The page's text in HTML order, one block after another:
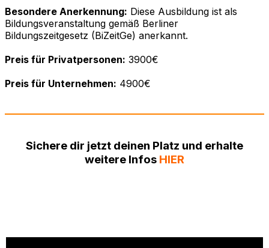
Besondere Anerkennung: Diese Ausbildung ist als
Bildungsveranstaltung gemäß Berliner
Bildungszeitgesetz (BiZeitGe) anerkannt.
Preis für Privatpersonen: 3900€
Preis für Unternehmen: 4900€
Sichere dir jetzt deinen Platz und erhalte
weitere Infos HIER